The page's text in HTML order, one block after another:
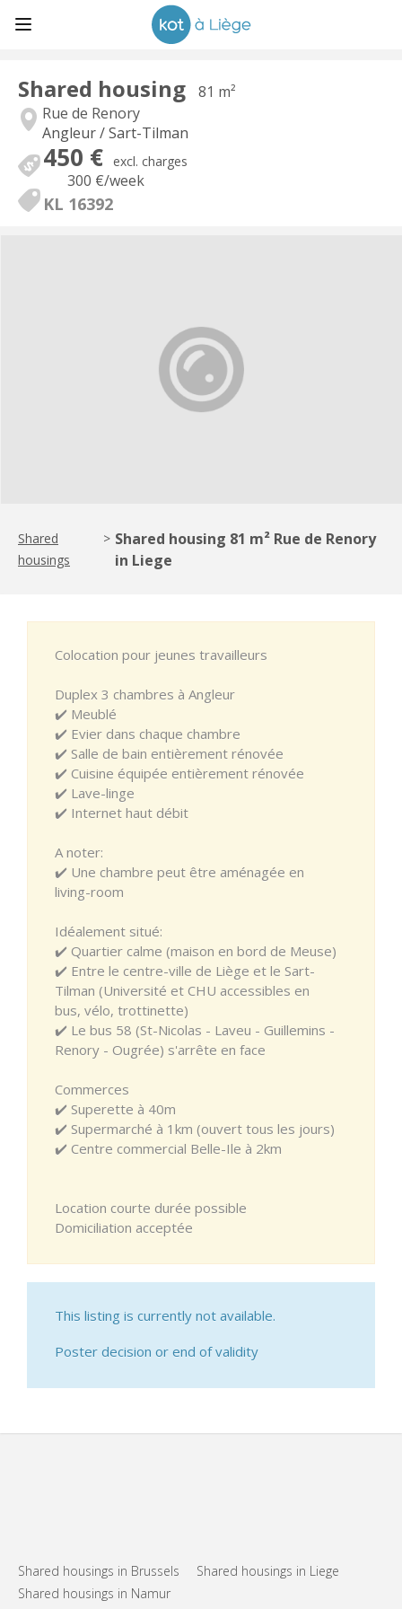
Shared housing
81 m²
Rue de Renory
Angleur / Sart-Tilman
450 € excl. charges
300 €/week
KL 16392
Shared
housings
> Shared housing 81 m² Rue de Renory
in Liege
Colocation pour jeunes travailleurs
Duplex 3 chambres à Angleur
✔️ Meublé
✔️ Evier dans chaque chambre
✔️ Salle de bain entièrement rénovée
✔️ Cuisine équipée entièrement rénovée
✔️ Lave-linge
✔️ Internet haut débit
A noter:
✔️ Une chambre peut être aménagée en
living-room
Idéalement situé:
✔️ Quartier calme (maison en bord de Meuse)
✔️ Entre le centre-ville de Liège et le Sart-
Tilman (Université et CHU accessibles en
bus, vélo, trottinette)
✔️ Le bus 58 (St-Nicolas - Laveu - Guillemins -
Renory - Ougrée) s'arrête en face
Commerces
✔️ Superette à 40m
✔️ Supermarché à 1km (ouvert tous les jours)
✔️ Centre commercial Belle-Ile à 2km
Location courte durée possible
Domiciliation acceptée
This listing is currently not available.
Poster decision or end of validity
Shared housings in Brussels
Shared housings in Liege
Shared housings in Namur